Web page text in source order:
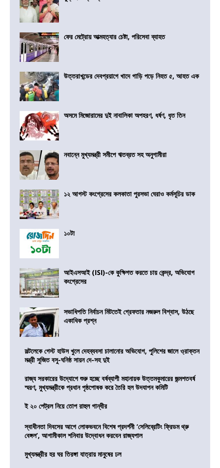
ফের মেট্রোয় আত্মহত্যার চেষ্টা, পরিসেবা ব্যাহত
উত্তরাখন্ডের দেবপ্রয়াগে খাদে গাড়ি পড়ে নিহত ৫, আহত এক
অসমে মিজোরামের দুই নাবালিকা অপহরণ, ধর্ষণ, ধৃত তিন
নবান্নে মুখ্যমন্ত্রী সমীপে ঋতব্রত সহ অনুগামীরা
১২ আগস্ট কংগ্রেসের কলকাতা পুরসভা ঘেরাও কর্মসূচির ডাক
১০টা
আইএসআই (ISI)-কে কুক্ষিগত করতে চায় কেন্দ্র, অভিযোগ
কংগ্রেসের
সভাধিপতি নির্বাচন মিটতেই গ্রেফতার নজরুল বিশ্বাস, উঠছে
একাধিক প্রশ্ন
সল্টলেকে গেস্ট হাউস খুলে দেহব্যবসা চালানোর অভিযোগ, পুলিশের জালে ও্রাক্তন
মন্ত্রী সুজিত বসু-ঘনিষ্ঠ সায়ন দে-সহ দুই
রাজ্য সরকারের উদ্যোগে শুরু হচ্ছে বর্ষব্যাপী মহানায়ক উত্তমকুমারের জন্মশতবর্ষ
স্মরণ, মুখ্যমন্ত্রীকে প্রধান পৃষ্ঠপোষক করে তৈরি হল উদযাপন কমিটি
ই ২০ পেট্রল নিয়ে তোপ রাহুল গান্ধীর
স্বাধীনতা দিবসের আগে লোকভবনে বিশেষ প্রদর্শনী ‘সেলিব্রেটিং ফ্রিডম থ্রু
বেঙ্গল’, আগামীকাল শনিবার উদ্বোধন করবেন রাজ্যপাল
মুখ্যমন্ত্রীর হর ঘর তিরঙ্গা যাত্রায় মানুষের ঢল